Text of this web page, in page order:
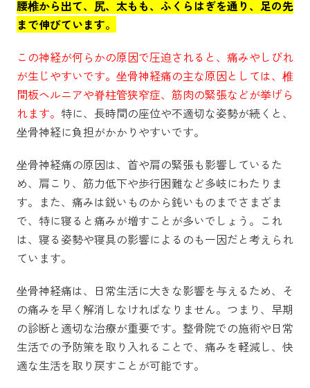
腰椎から出て、尻、太もも、ふくらはぎを通り、足の先
まで伸びています。
この神経が何らかの原因で圧迫されると、痛みやしびれ
が生じやすいです。坐骨神経痛の主な原因としては、椎
間板ヘルニアや脊柱管狭窄症、筋肉の緊張などが挙げら
れます。 特に、長時間の座位や不適切な姿勢が続くと、
坐骨神経に負担がかかりやすいです。
坐骨神経痛の原因は、首や肩の緊張も影響しているた
め、肩こり、筋力低下や歩行困難など多岐にわたりま
す。また、痛みは鋭いものから鈍いものまでさまざま
で、特に寝ると痛みが増すことが多いでしょう。これ
は、寝る姿勢や寝具の影響によるのも一因だと考えられ
ています。
坐骨神経痛は、日常生活に大きな影響を与えるため、そ
の痛みを早く解消しなければなりません。つまり、早期
の診断と適切な治療が重要です。整骨院での施術や日常
生活での予防策を取り入れることで、痛みを軽減し、快
適な生活を取り戻すことが可能です。